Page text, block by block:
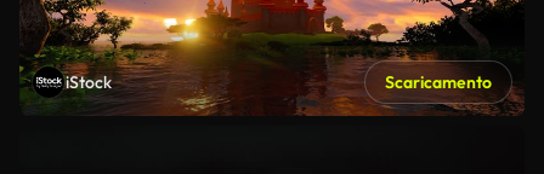
iStock Scaricamento